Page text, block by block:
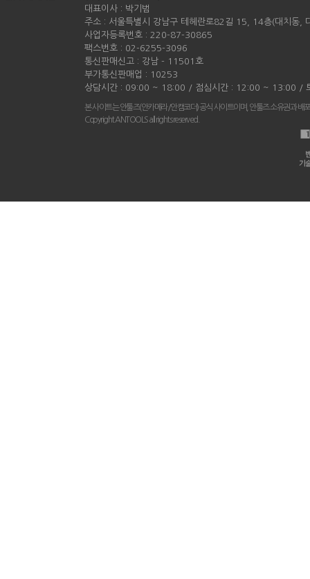
대표이사 : 박기범
주소 : 서울특별시 강남구 테헤란로82길 15, 14층(대치동,
사업자등록번호 : 220-87-30865
팩스번호 : 02-6255-3096
통신판매신고 : 강남 - 11501호
부가통신판매업 : 10253
상담시간 : 09:00 ~ 18:00 / 점심시간 : 12:00 ~ 13:00 /
본 사이트는 안툴즈(안카메라/안캠코더) 공식 사이트이며, 안툴즈 소유권과 배
Copyright ANTOOLS all rights reserved.